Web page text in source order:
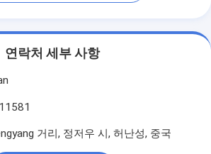
연락처 세부 사항
거리, 정저우 시, 허난성, 중국